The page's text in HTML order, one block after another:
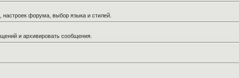
настроек форума, выбор языка и стилей.
и архивировать сообщения.